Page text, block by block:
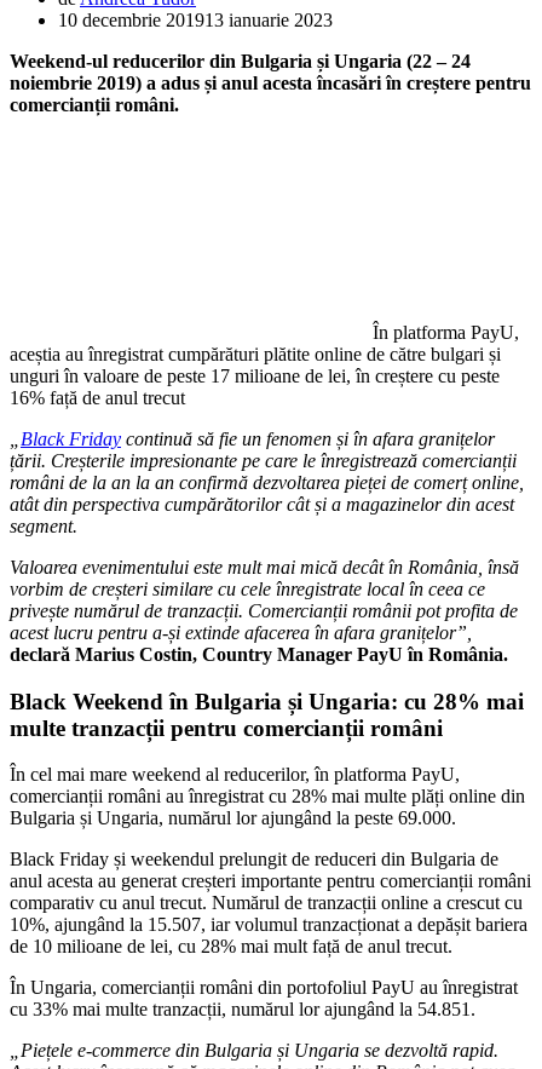
10 decembrie 201913 ianuarie 2023
Weekend-ul reducerilor din Bulgaria și Ungaria (22 – 24
noiembrie 2019) a adus și anul acesta încasări în creștere pentru
comercianții români.
În platforma PayU,
aceștia au înregistrat cumpărături plătite online de către bulgari și
unguri în valoare de peste 17 milioane de lei, în creștere cu peste
16% față de anul trecut
Black Friday continuă să fie un fenomen și în afara granițelor
țării. Creșterile impresionante pe care le înregistrează comercianții
români de la an la an confirmă dezvoltarea pieței de comerț online,
atât din perspectiva cumpărătorilor cât și a magazinelor din acest
segment.
Valoarea evenimentului este mult mai mică decât în România, însă
vorbim de creșteri similare cu cele înregistrate local în ceea ce
privește numărul de tranzacții. Comercianții românii pot profita de
acest lucru pentru a-și extinde afacerea în afara granițelor”,
declară Marius Costin, Country Manager PayU în România.
Black Weekend în Bulgaria și Ungaria: cu 28% mai
multe tranzacții pentru comercianții români
În cel mai mare weekend al reducerilor, în platforma PayU,
comercianții români au înregistrat cu 28% mai multe plăți online din
Bulgaria și Ungaria, numărul lor ajungând la peste 69.000.
Black Friday și weekendul prelungit de reduceri din Bulgaria de
anul acesta au generat creșteri importante pentru comercianții români
comparativ cu anul trecut. Numărul de tranzacții online a crescut cu
10%, ajungând la 15.507, iar volumul tranzacționat a depășit bariera
de 10 milioane de lei, cu 28% mai mult față de anul trecut.
În Ungaria, comercianții români din portofoliul PayU au înregistrat
cu 33% mai multe tranzacții, numărul lor ajungând la 54.851.
„Piețele e-commerce din Bulgaria și Ungaria se dezvoltă rapid.